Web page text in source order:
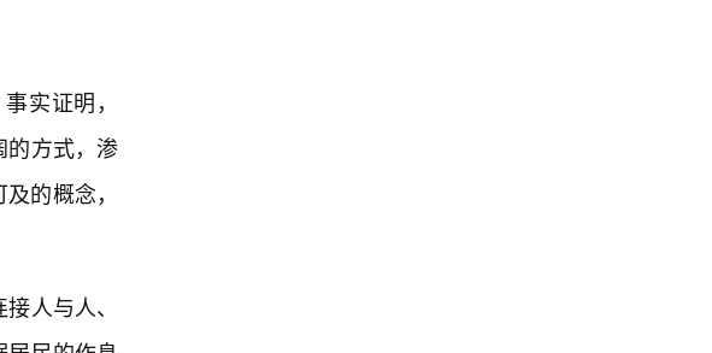
实证明，
的方式，渗
的概念，
人与人、